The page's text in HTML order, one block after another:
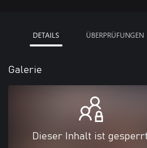
DETAILS ÜBERPRÜFUNGEN
Galerie
Dieser Inhalt ist